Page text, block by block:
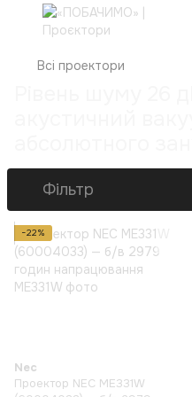
Всі проектори
Фільтр
−22%
Nec
Проектор NEC ME331W